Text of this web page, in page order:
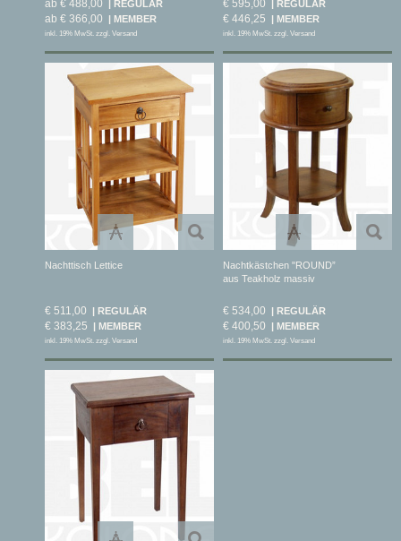
ab € 488,00
ab € 366,00
inkl. 19% MwSt. zzgl. Versand
€ 595,00
€ 446,25
inkl. 19% MwSt. zzgl. Versand
Nachttisch Lettice
€ 511,00
€ 383,25
inkl. 19% MwSt. zzgl. Versand
Nachtkästchen "ROUND”
aus Teakholz massiv
€ 534,00
€ 400,50
inkl. 19% MwSt. zzgl. Versand